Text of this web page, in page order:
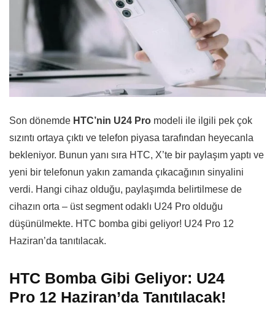
Son dönemde HTC’nin U24 Pro modeli ile ilgili pek çok
sızıntı ortaya çıktı ve telefon piyasa tarafından heyecanla
bekleniyor. Bunun yanı sıra HTC, X’te bir paylaşım yaptı ve
yeni bir telefonun yakın zamanda çıkacağının sinyalini
verdi. Hangi cihaz olduğu, paylaşımda belirtilmese de
cihazın orta – üst segment odaklı U24 Pro olduğu
düşünülmekte. HTC bomba gibi geliyor! U24 Pro 12
Haziran’da tanıtılacak.
HTC Bomba Gibi Geliyor: U24
Pro 12 Haziran’da Tanıtılacak!